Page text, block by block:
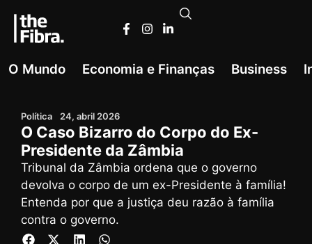
O Mundo Economia e Finanças Business
Política 24, abril 2026
O Caso Bizarro do Corpo do Ex-
Presidente da Zâmbia
Tribunal da Zâmbia ordena que o governo
devolva o corpo de um ex-Presidente à família!
Entenda por que a justiça deu razão à família
contra o governo.